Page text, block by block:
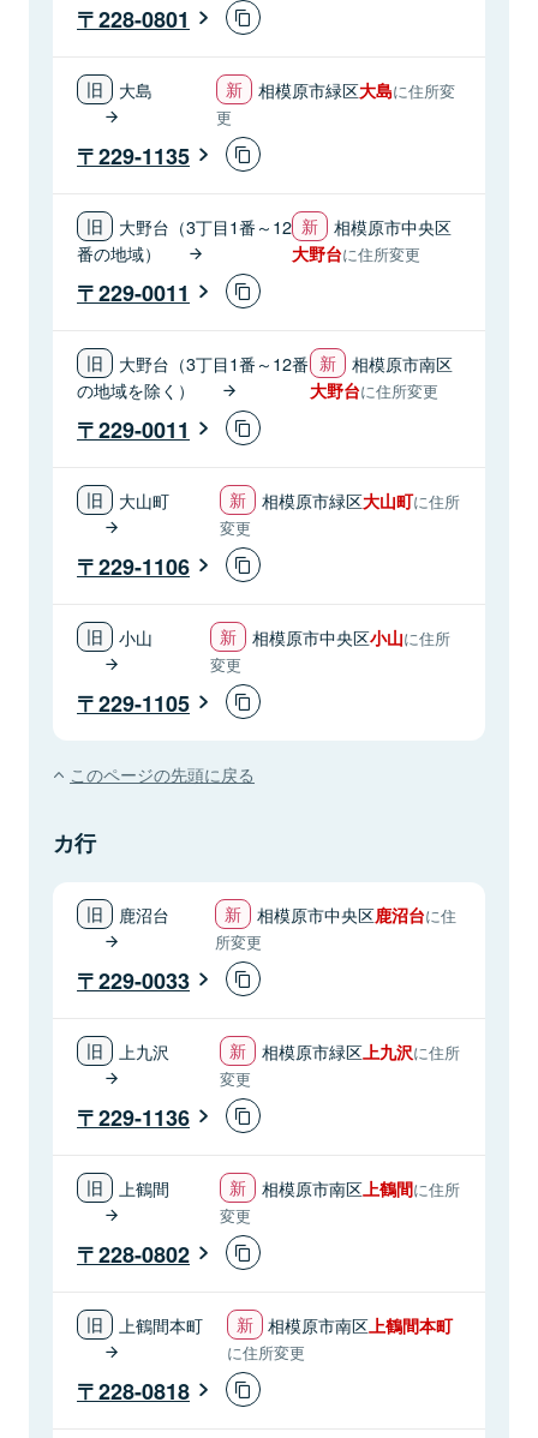
228-0801
大島 相模原市緑区大島に住所変
更
229-1135
大野台（3丁目1番～12
番の地域）
相模原市中央区
大野台に住所変更
229-0011
大野台（3丁目1番～12番
の地域を除く）
相模原市南区
大野台に住所変更
229-0011
大山町 相模原市緑区大山町に住所
変更
229-1106
小山 相模原市中央区小山に住所
変更
229-1105
このページの先頭に戻る
カ行
鹿沼台 相模原市中央区鹿沼台に住
所変更
229-0033
上九沢 相模原市緑区上九沢に住所
変更
229-1136
上鶴間 相模原市南区上鶴間に住所
変更
228-0802
上鶴間本町 相模原市南区 上鶴間本町
に住所変更
228-0818